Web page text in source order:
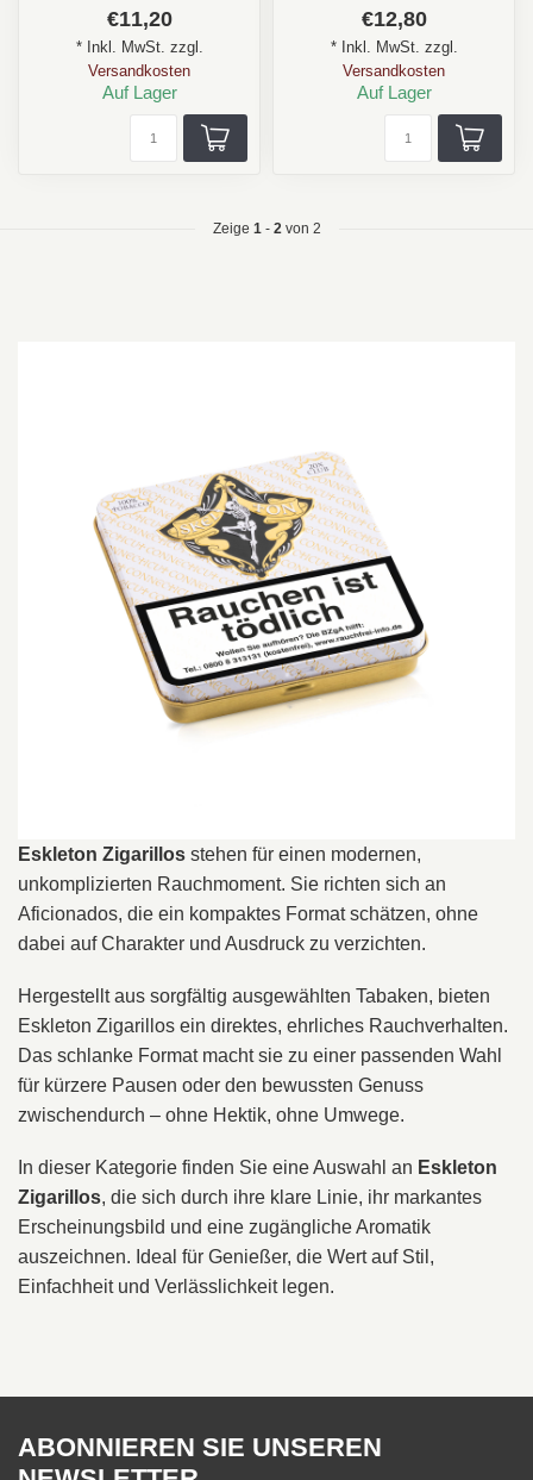
Stärke: ★★☆☆☆
Deckblatt: Connecticut
Format...
€11,20
* Inkl. MwSt. zzgl.
Versandkosten
Auf Lager
Stärke: ★★☆☆☆
Deckblatt: Connecticut
Format...
€12,80
* Inkl. MwSt. zzgl.
Versandkosten
Auf Lager
Zeige 1 - 2 von 2
Eskleton Zigarillos stehen für einen modernen,
unkomplizierten Rauchmoment. Sie richten sich an
Aficionados, die ein kompaktes Format schätzen, ohne
dabei auf Charakter und Ausdruck zu verzichten.
Hergestellt aus sorgfältig ausgewählten Tabaken, bieten
Eskleton Zigarillos ein direktes, ehrliches Rauchverhalten.
Das schlanke Format macht sie zu einer passenden Wahl
für kürzere Pausen oder den bewussten Genuss
zwischendurch – ohne Hektik, ohne Umwege.
In dieser Kategorie finden Sie eine Auswahl an Eskleton
Zigarillos, die sich durch ihre klare Linie, ihr markantes
Erscheinungsbild und eine zugängliche Aromatik
auszeichnen. Ideal für Genießer, die Wert auf Stil,
Einfachheit und Verlässlichkeit legen.
ABONNIEREN SIE UNSEREN